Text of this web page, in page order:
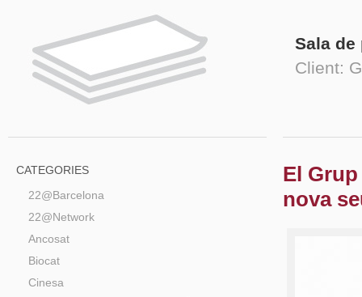
Sala de
Client:
CATEGORIES
22@Barcelona
22@Network
Ancosat
Biocat
Cinesa
El
nova